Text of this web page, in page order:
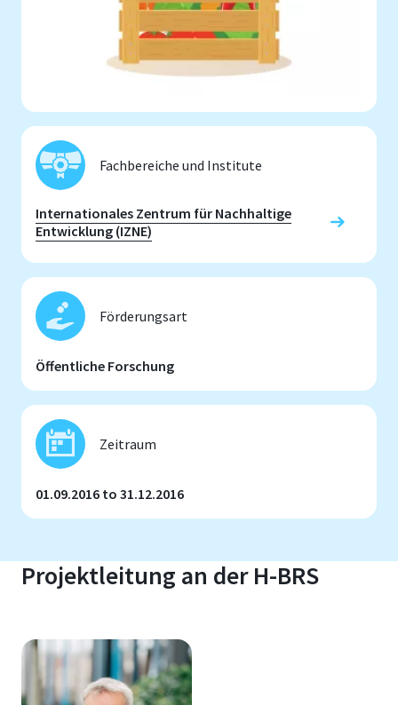
Fachbereiche und Institute
Internationales Zentrum für Nachhaltige
Entwicklung (IZNE)
Förderungsart
Öffentliche Forschung
Zeitraum
01.09.2016 to 31.12.2016
Projektleitung an der H-BRS